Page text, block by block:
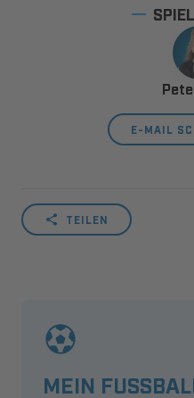
E-MAIL
TEILEN
MEIN